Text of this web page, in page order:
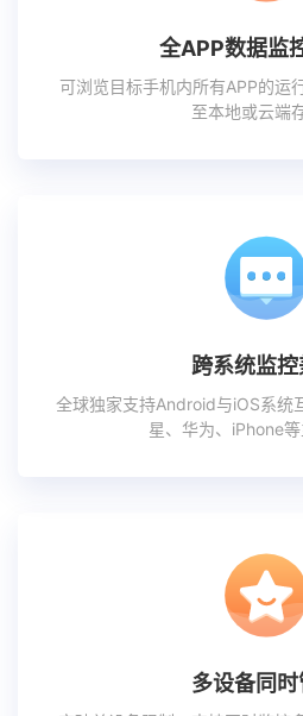
全APP数据监
可浏览目标手机内所有APP的运
至本地或云端
跨系统监
全球独家支持Android与iOS系统
星、华为、iPhone等
多设备同